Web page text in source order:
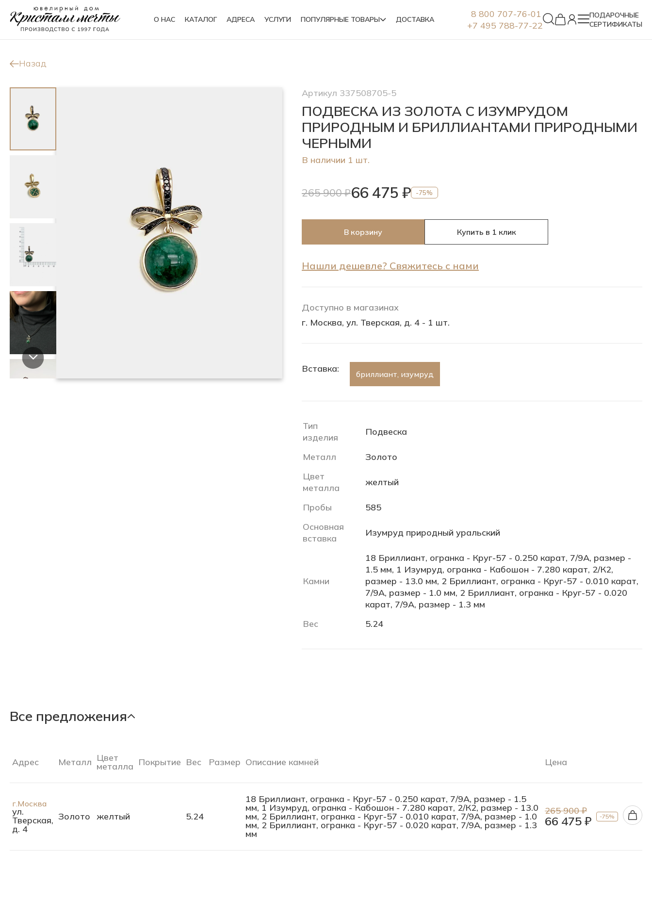
О НАС КАТАЛОГ АДРЕСА УСЛУГИ ПОПУЛЯРНЫЕ ТОВАРЫ ДОСТАВКА
8 800 707-76-01
+7 495 788-77-22
ПОДАРОЧНЫЕ
СЕРТИФИКАТЫ
Кольца
Колье Броши
Назад
Артикул 337508705-5
ПОДВЕСКА ИЗ ЗОЛОТА С ИЗУМРУДОМ
ПРИРОДНЫМ И БРИЛЛИАНТАМИ ПРИРОДНЫМИ
ЧЕРНЫМИ
В наличии 1 шт.
265 900 ₽66 475 ₽ -75%
В корзину Купить в 1 клик
Нашли дешевле? Свяжитесь с нами
Доступно в магазинах
г. Москва, ул. Тверская, д. 4 - 1 шт.
Вставка: бриллиант, изумруд
Тип
изделия
Подвеска
Металл
Золото
Цвет
металла
желтый
Пробы
585
Основная
вставка
Изумруд природный уральский
Камни
18 Бриллиант, огранка - Круг-57 - 0.250 карат, 7/9А, размер -
1.5 мм, 1 Изумруд, огранка - Кабошон - 7.280 карат, 2/К2,
размер - 13.0 мм, 2 Бриллиант, огранка - Круг-57 - 0.010 карат,
7/9А, размер - 1.0 мм, 2 Бриллиант, огранка - Круг-57 - 0.020
карат, 7/9А, размер - 1.3 мм
Вес
5.24
Все предложения
Адрес Металл Цвет
металла Покрытие Вес Размер Описание камней Цена
г.Москва
ул.
Тверская,
д. 4
Золото желтый 5.24
18 Бриллиант, огранка - Круг-57 - 0.250 карат, 7/9А, размер - 1.5
мм, 1 Изумруд, огранка - Кабошон - 7.280 карат, 2/К2, размер - 13.0
мм, 2 Бриллиант, огранка - Круг-57 - 0.010 карат, 7/9А, размер - 1.0
мм, 2 Бриллиант, огранка - Круг-57 - 0.020 карат, 7/9А, размер - 1.3
мм
265 900 ₽
66 475 ₽ -75%